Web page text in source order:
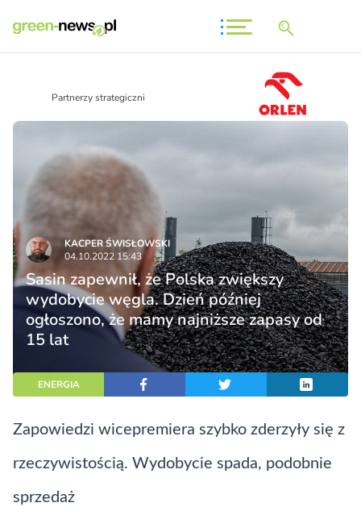
Partnerzy strategiczni
KACPER ŚWISŁO­WSKI
04.10.2022 15:43
Sasin zapewnił, że Polska zwiększy
wydobycie węgla. Dzień później
ogłoszono, że mamy najniższe zapasy od
15 lat
ENERGIA
Zapowiedzi wicepremiera szybko zderzyły się z
rzeczywistością. Wydobycie spada, podobnie
sprzedaż